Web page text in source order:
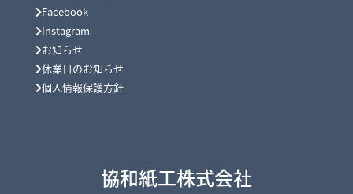
Facebook
Instagram
お知らせ
休業日のお知らせ
個人情報保護方針
協和紙工株式会社